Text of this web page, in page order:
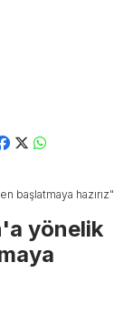
başlatmaya hazırız"
yönelik